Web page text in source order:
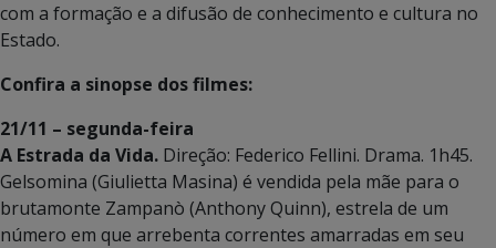
com a formação e a difusão de conhecimento e cultura no
Estado.
Confira a sinopse dos filmes:
21/11 – segunda-feira
A Estrada da Vida. Direção: Federico Fellini. Drama. 1h45.
Gelsomina (Giulietta Masina) é vendida pela mãe para o
brutamonte Zampanò (Anthony Quinn), estrela de um
número em que arrebenta correntes amarradas em seu